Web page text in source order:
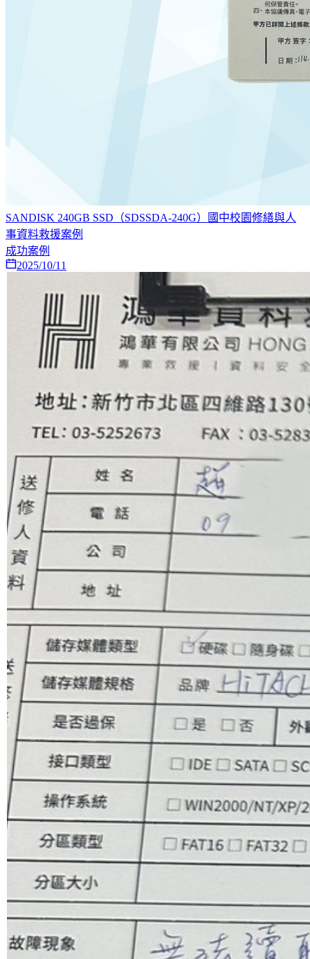
SANDISK 240GB SSD（SDSSDA-240G）國中校園修繕與人
事資料救援案例
成功案例
2025/10/11